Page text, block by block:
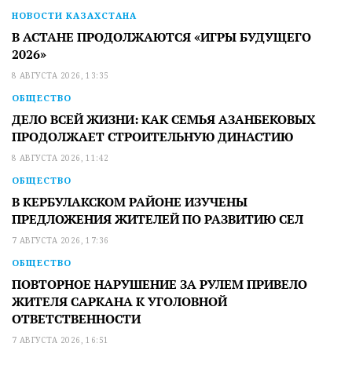
НОВОСТИ КАЗАХСТАНА
В АСТАНЕ ПРОДОЛЖАЮТСЯ «ИГРЫ БУДУЩЕГО
2026»
8 АВГУСТА 2026, 13:35
ОБЩЕСТВО
ДЕЛО ВСЕЙ ЖИЗНИ: КАК СЕМЬЯ АЗАНБЕКОВЫХ
ПРОДОЛЖАЕТ СТРОИТЕЛЬНУЮ ДИНАСТИЮ
8 АВГУСТА 2026, 11:42
ОБЩЕСТВО
В КЕРБУЛАКСКОМ РАЙОНЕ ИЗУЧЕНЫ
ПРЕДЛОЖЕНИЯ ЖИТЕЛЕЙ ПО РАЗВИТИЮ СЕЛ
7 АВГУСТА 2026, 17:36
ОБЩЕСТВО
ПОВТОРНОЕ НАРУШЕНИЕ ЗА РУЛЕМ ПРИВЕЛО
ЖИТЕЛЯ САРКАНА К УГОЛОВНОЙ
ОТВЕТСТВЕННОСТИ
7 АВГУСТА 2026, 16:51